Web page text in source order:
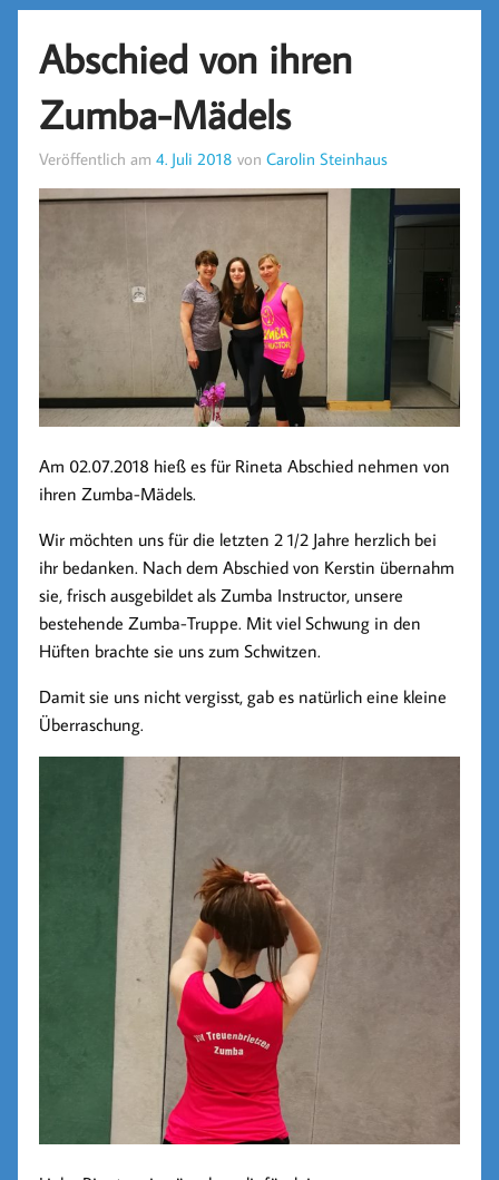
Abschied von ihren
Zumba-Mädels
Veröffentlich am4. Juli 2018 vonCarolin Steinhaus
Am 02.07.2018 hieß es für Rineta Abschied nehmen von
ihren Zumba-Mädels.
Wir möchten uns für die letzten 2 1/2 Jahre herzlich bei
ihr bedanken. Nach dem Abschied von Kerstin übernahm
sie, frisch ausgebildet als Zumba Instructor, unsere
bestehende Zumba-Truppe. Mit viel Schwung in den
Hüften brachte sie uns zum Schwitzen.
Damit sie uns nicht vergisst, gab es natürlich eine kleine
Überraschung.